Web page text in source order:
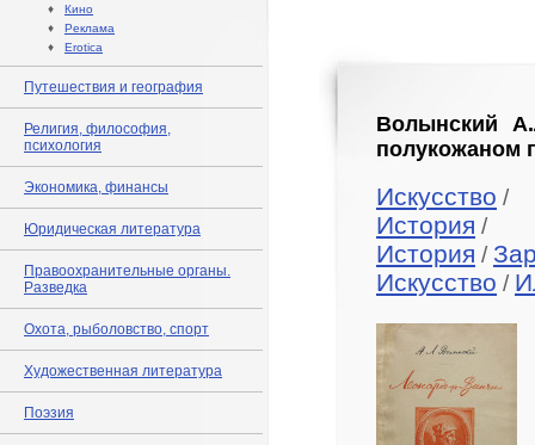
♦ Кино
♦ Реклама
♦ Erotica
Путешествия и география
Религия, философия,
психология
Экономика, финансы
Юридическая литература
Правоохранительные органы.
Разведка
Охота, рыболовство, спорт
Художественная литература
Поэзия
Волынский
полукожаном
Искусство /
История /
История /
Искусство /